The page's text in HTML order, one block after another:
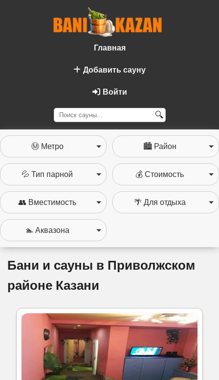
🔍
Главная
Добавить сауну
Войти
Бани и сауны в Приволжском
районе Казани